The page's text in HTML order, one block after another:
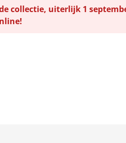
collectie, uiterlijk 1